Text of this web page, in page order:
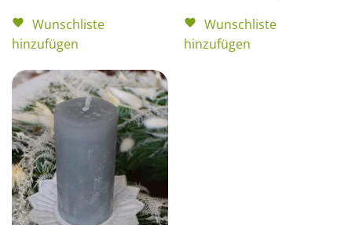
Wunschliste
hinzufügen
Wunschliste
hinzufügen